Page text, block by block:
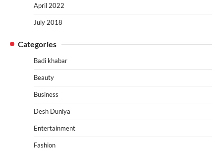
April 2022
July 2018
Categories
Badi khabar
Beauty
Business
Desh Duniya
Entertainment
Fashion